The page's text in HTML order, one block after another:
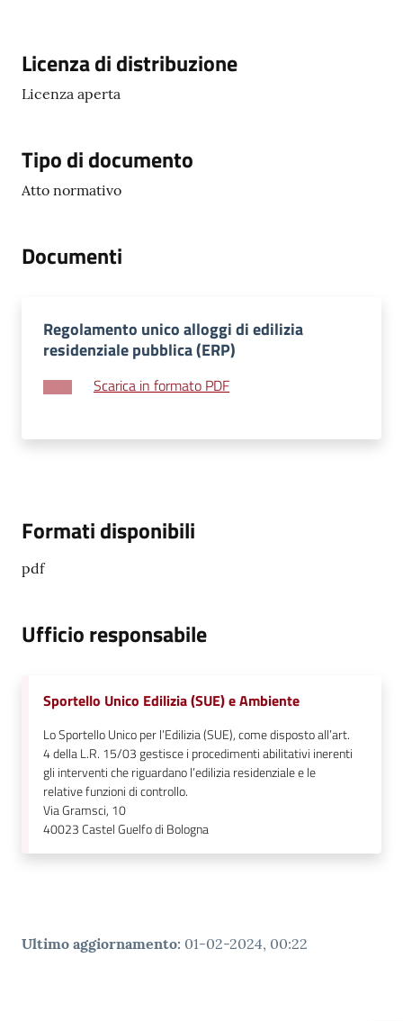
Seguici
su
Descrizione
Licenza di distribuzione
Licenza aperta
Tipo di documento
Atto normativo
Documenti
Regolamento unico alloggi di edilizia
residenziale pubblica (ERP)
Scarica in formato PDF
Formati disponibili
pdf
Ufficio responsabile
Sportello Unico Edilizia (SUE) e Ambiente
Lo Sportello Unico per l’Edilizia (SUE), come disposto all’art.
4 della L.R. 15/03 gestisce i procedimenti abilitativi inerenti
gli interventi che riguardano l’edilizia residenziale e le
relative funzioni di controllo.
Via Gramsci, 10
40023Castel Guelfo di Bologna
Ultimo aggiornamento: 01-02-2024, 00:22